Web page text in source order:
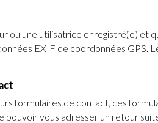
ou une utilisatrice enregistré(e) et
EXIF de coordonnées
formulaires de contact, ces
pouvoir vous adresser un retour